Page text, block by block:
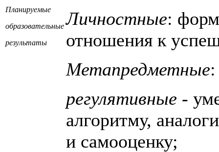
Планируемые
образовательные
результаты
Личностные:
отношения к
Метапредметные:
регулятивные -
алгоритму,
и самооценку;